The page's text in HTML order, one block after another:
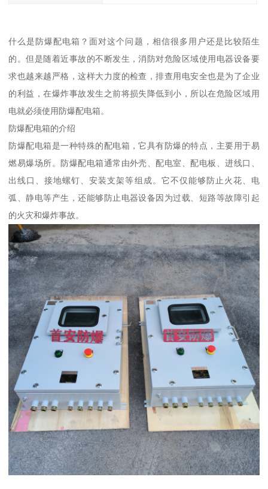
什么是防爆配电箱？面对这个问题，相信很多用户还是比较陌生
的。但是随着近事故的不断发生，消防对危险区域使用电器设备要
求也越来越严格，这样大力度的检查，排查用电安全也是为了企业
的利益，在爆炸事故发生之前将损失降低到小，所以在危险区域用
电就必须使用防爆配电箱。
防爆配电箱的介绍
防爆配电箱是一种特殊的配电箱，它具有防爆的特点，主要用于易
燃易爆场所。防爆配电箱通常由外壳、配电室、配电板、进线口、
出线口、接地螺钉、安装支架等组成。它不仅能够防止火花、电
弧、静电等产生，还能够防止电器设备因为过载、短路等故障引起
的火灾和爆炸事故。